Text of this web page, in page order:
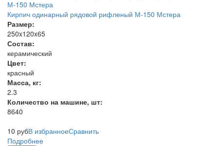
Кирпич одинарный рядовой рифленый М-150 Мстера
Размер:
250x120x65
Состав:
керамический
Цвет:
красный
Масса, кг:
2.3
Количество на машине, шт:
8640
10 рубВ избранноеСравнить
Подробнее